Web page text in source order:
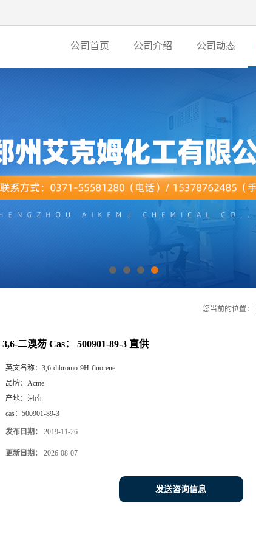
公司首页 公司介绍 公司动态
您当前的位置：
3,6-二溴芴 Cas： 500901-89-3 直供
英文名称： 3,6-dibromo-9H-fluorene
品牌： Acme
产地： 河南
cas： 500901-89-3
发布日期： 2019-11-26
更新日期： 2026-08-07
发送咨询信息